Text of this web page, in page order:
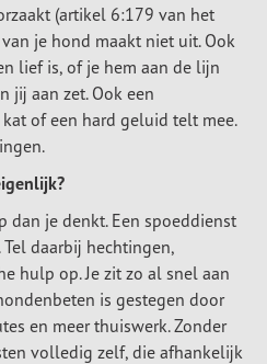
(artikel 6:179 van het
je hond maakt niet uit. Ook
lief is, of je hem aan de lijn
jij aan zet. Ook een
of een hard geluid telt mee.
dan je denkt. Een spoeddienst
daarbij hechtingen,
hulp op. Je zit zo al snel aan
is gestegen door
en meer thuiswerk. Zonder
volledig zelf, die afhankelijk